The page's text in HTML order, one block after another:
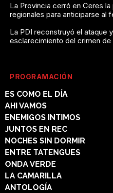
La Provincia cerró en Ceres
regionales para anticiparse al
La PDI reconstruyó el ataque
esclarecimiento del crimen de
PROGRAMACIÓN
ES COMO EL DÍA
AHI VAMOS
ENEMIGOS INTIMOS
JUNTOS EN REC
NOCHES SIN DORMIR
ENTRE TATENGUES
ONDA VERDE
LA CAMARILLA
ANTOLOGÍA